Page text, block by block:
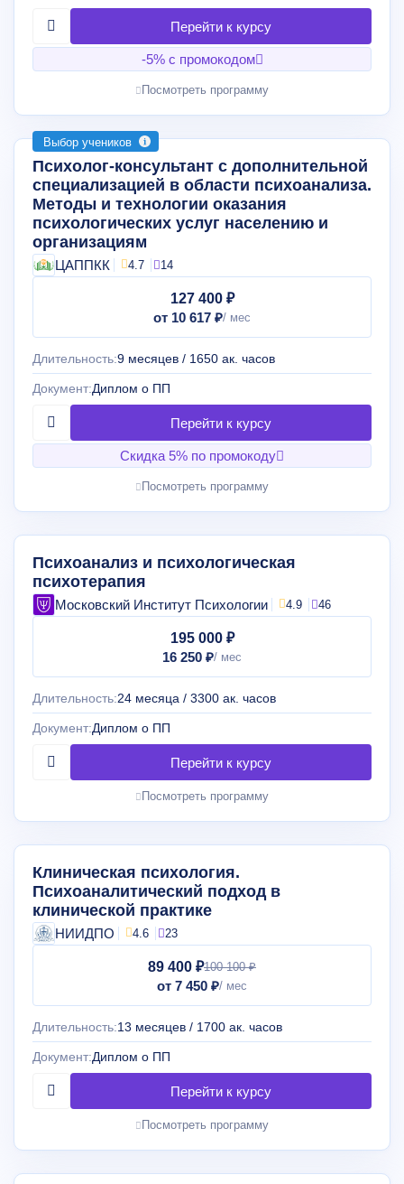
-5% с промокодом
Посмотреть программу
Выбор учеников
Психолог-консультант с дополнительной
специализацией в области психоанализа.
Методы и технологии оказания
психологических услуг населению и
организациям
ЦАППКК 4.7 14
127 400 ₽
от 10 617 ₽
Длительность:9 месяцев / 1650 ак. часов
Документ:Диплом о ПП
Скидка 5% по промокоду
Посмотреть программу
Психоанализ и психологическая
психотерапия
Московский Институт Психологии 4.9 46
195 000 ₽
16 250 ₽
Длительность:24 месяца / 3300 ак. часов
Документ:Диплом о ПП
Посмотреть программу
Клиническая психология.
Психоаналитический подход в
клинической практике
НИИДПО 4.6 23
89 400 ₽100 100 ₽
от 7 450 ₽
Длительность:13 месяцев / 1700 ак. часов
Документ:Диплом о ПП
Посмотреть программу